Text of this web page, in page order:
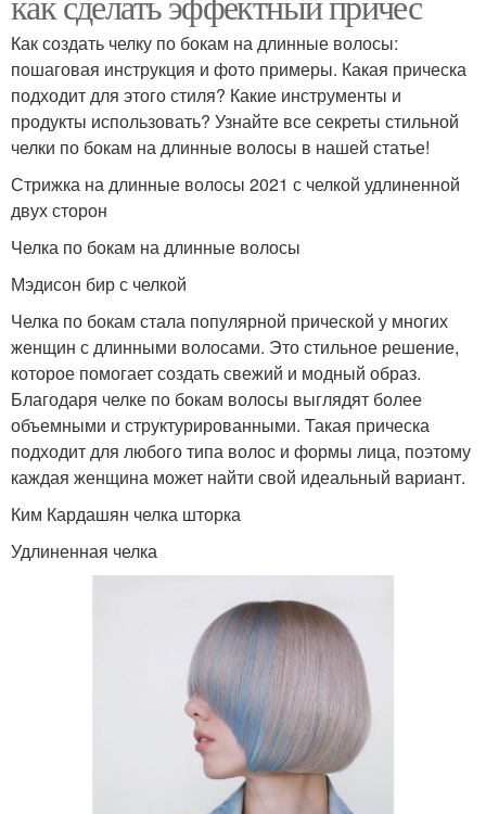
Как создать челку по бокам на длинные волосы:
пошаговая инструкция и фото примеры. Какая прическа
подходит для этого стиля? Какие инструменты и
продукты использовать? Узнайте все секреты стильной
челки по бокам на длинные волосы в нашей статье!
Стрижка на длинные волосы 2021 с челкой удлиненной
двух сторон
Челка по бокам на длинные волосы
Мэдисон бир с челкой
Челка по бокам стала популярной прической у многих
женщин с длинными волосами. Это стильное решение,
которое помогает создать свежий и модный образ.
Благодаря челке по бокам волосы выглядят более
объемными и структурированными. Такая прическа
подходит для любого типа волос и формы лица, поэтому
каждая женщина может найти свой идеальный вариант.
Ким Кардашян челка шторка
Удлиненная челка